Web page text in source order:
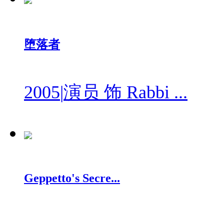
堕落者
2005|演员 饰 Rabbi ...
Geppetto's Secre...